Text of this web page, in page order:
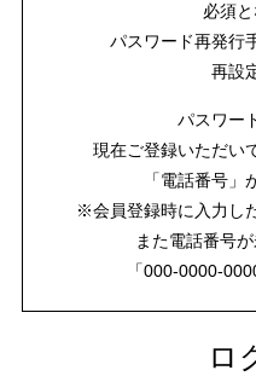
必須と
パスワード再発行
再設
パスワー
現在ご登録いただい
「電話番号」
※会員登録時に入力し
また電話番号
「000-0000-
ロ